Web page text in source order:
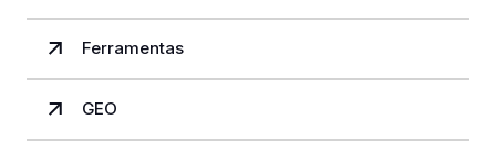
Ferramentas
GEO